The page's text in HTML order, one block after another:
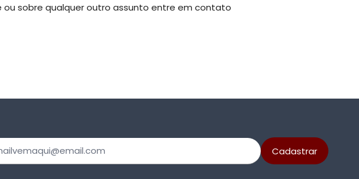
sobre qualquer outro assunto entre em contato